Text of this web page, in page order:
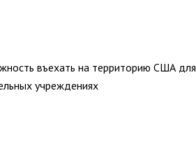
въехать на территорию США для
учреждениях